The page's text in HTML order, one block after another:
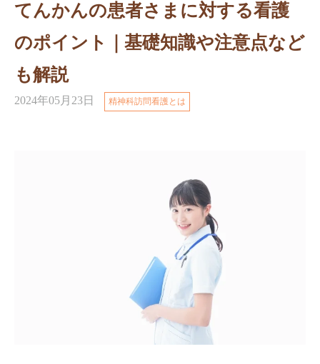
てんかんの患者さまに対する看護
のポイント｜基礎知識や注意点など
も解説
2024年05月23日 精神科訪問看護とは